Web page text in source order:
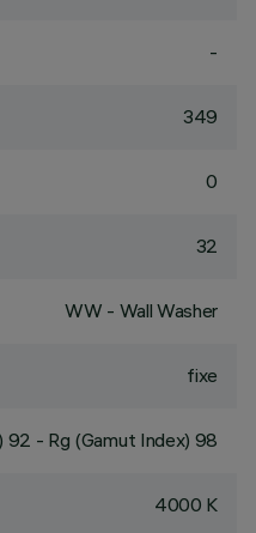
-
349
0
32
WW - Wall Washer
fixe
92 - Rg (Gamut Index) 98
4000 K